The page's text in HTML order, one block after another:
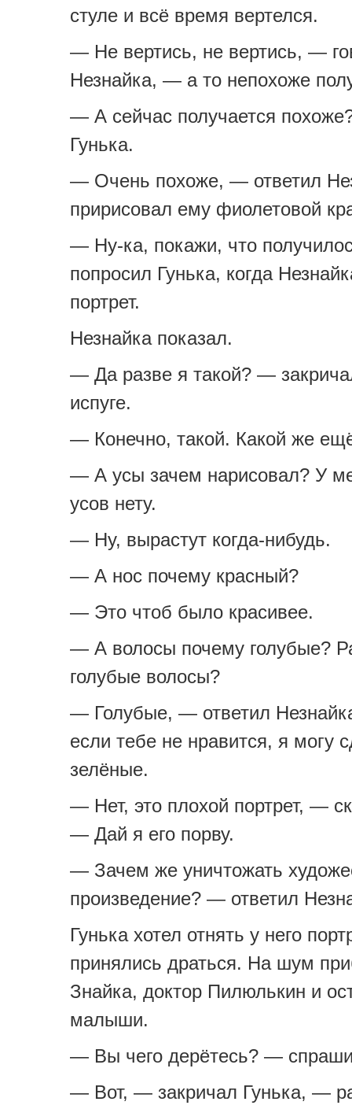
стуле и всё время вертелся.
— Не вертись, не вертись, —
Незнайка, — а то непохоже
— А сейчас получается
Гунька.
— Очень похоже, — ответил
пририсовал ему фиолетовой
— Ну-ка, покажи, что
попросил Гунька, когда
портрет.
Незнайка показал.
— Да разве я такой? —
испуге.
— Конечно, такой. Какой же
— А усы зачем нарисовал? У
усов нету.
— Ну, вырастут когда-нибудь.
— А нос почему красный?
— Это чтоб было красивее.
— А волосы почему голубые?
голубые волосы?
— Голубые, — ответил
если тебе не нравится, я могу
зелёные.
— Нет, это плохой портрет, —
— Дай я его порву.
— Зачем же уничтожать
произведение? — ответил
Гунька хотел отнять у него
принялись драться. На шум
Знайка, доктор Пилюлькин и
малыши.
— Вы чего дерётесь? —
— Вот, — закричал Гунька, —